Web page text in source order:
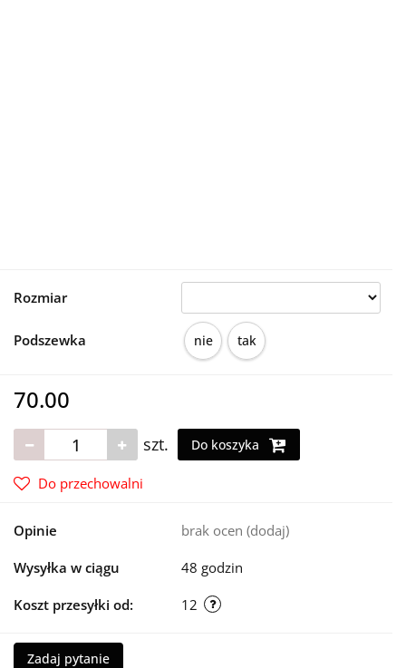
Rozmiar
Podszewka nie tak
70.00
szt. Do koszyka
Do przechowalni
Opinie brak ocen (dodaj)
Wysyłka w ciągu 48 godzin
Koszt przesyłki od: 12
Zadaj pytanie